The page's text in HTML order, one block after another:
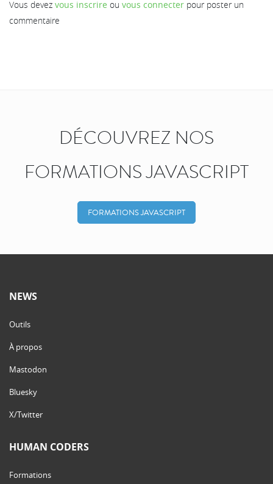
Vous devez vous inscrire ou vous connecter pour poster un
commentaire
DÉCOUVREZ NOS
FORMATIONS JAVASCRIPT
FORMATIONS JAVASCRIPT
NEWS
Outils
À propos
Mastodon
Bluesky
X/Twitter
HUMAN CODERS
Formations